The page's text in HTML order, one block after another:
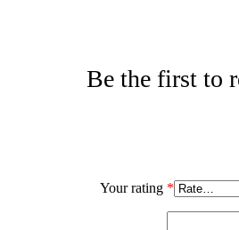
Be the first to
Your rating *